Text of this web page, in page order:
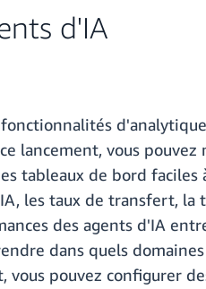
d'IA
lancement, vous
tableaux de bord
les taux de transfert,
des agents d'IA
dans quels
vous pouvez configurer